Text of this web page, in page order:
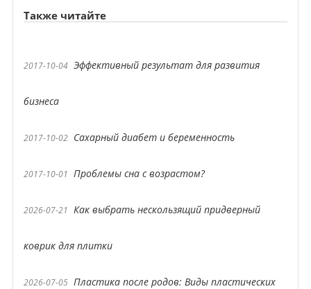
Также читайте
2017-10-04 Эффективный результат для развития
бизнеса
2017-10-02 Сахарный диабет и беременность
2017-10-01 Проблемы сна с возрастом?
2026-07-21 Как выбрать нескользящий придверный
коврик для плитки
2026-07-05 Пластика после родов: Виды пластических